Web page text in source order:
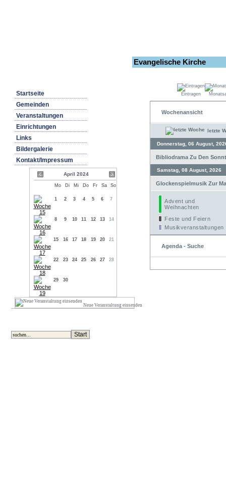
Evangelische Kirche
Startseite
Gemeinden
Veranstaltungen
Einrichtungen
Links
Bildergalerie
Kontakt/Impressum
April 2024
Mo Di Mi Do Fr Sa So
1 2 3 4 5 6 7
8 9 10 11 12 13 14
15 16 17 18 19 20 21
22 23 24 25 26 27 28
29 30
Neue Veranstaltung einsenden
Eintragen
Wochenansicht
letzte
Donnerstag, 06 August,
Bibliodrama Zu Den
Samstag, 08 August, 2026
Glockenspielmusik Zur
Advent und
Weihnachten
Feste und Feiern
Musikveranstaltungen
Agenda - Suche